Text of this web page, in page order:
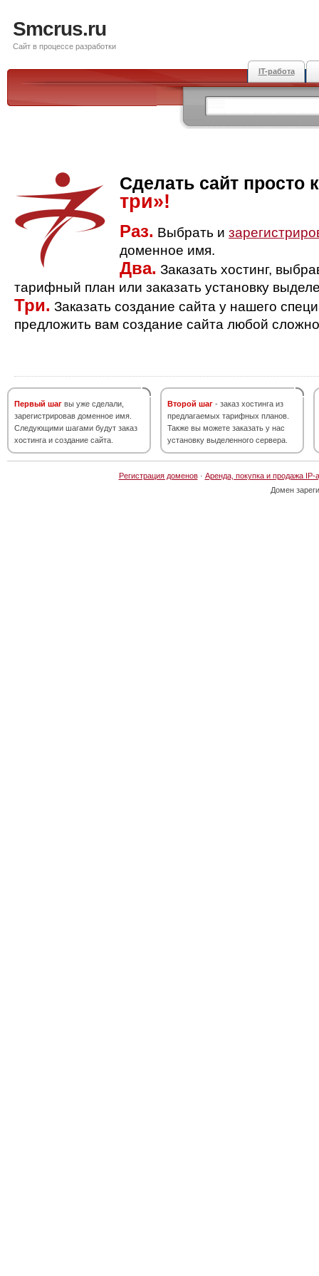
Smcrus.ru
Сайт в процессе разработки
IT-работа
Сделать сайт просто
три»!
Раз. Выбрать и
доменное имя.
Два. Заказать хостинг,
тарифный план или заказать установку
Три. Заказать создание сайта у нашего
предложить вам создание сайта любой
Первый шаг вы уже сделали,
зарегистрировав доменное имя.
Следующими шагами будут заказ
хостинга и создание сайта.
Второй шаг - заказ хостинга из
предлагаемых тарифных планов.
Также вы можете заказать у нас
установку выделенного сервера.
Регистрация доменов· Аренда, покупка и продажа IP-
Домен